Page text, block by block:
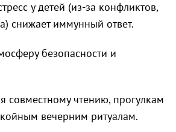
у детей (из-за конфликтов,
снижает иммунный ответ.
безопасности и
совместному чтению, прогулкам
вечерним ритуалам.